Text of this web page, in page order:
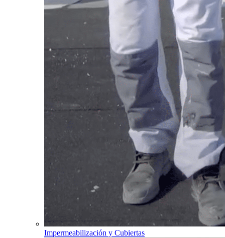
Impermeabilización y Cubiertas